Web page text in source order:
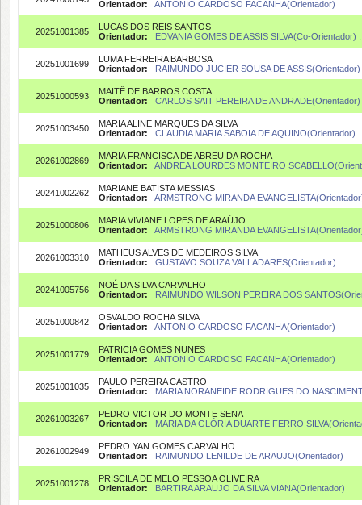
Orientador:
ANTONIO CARDOSO FACANHA(Orientador)
20251001385
LUCAS DOS REIS SANTOS
Orientador:
EDVANIA GOMES DE ASSIS SILVA(Co-Orientador)
20251001699
LUMA FERREIRA BARBOSA
Orientador:
RAIMUNDO JUCIER SOUSA DE ASSIS(Orientador)
20251000593
MAITÊ DE BARROS COSTA
Orientador:
CARLOS SAIT PEREIRA DE ANDRADE(Orientador)
20251003450
MARIA ALINE MARQUES DA SILVA
Orientador:
CLAUDIA MARIA SABOIA DE AQUINO(Orientador)
20261002869
MARIA FRANCISCA DE ABREU DA ROCHA
Orientador:
ANDREA LOURDES MONTEIRO
20241002262
MARIANE BATISTA MESSIAS
Orientador:
ARMSTRONG MIRANDA
20251000806
MARIA VIVIANE LOPES DE ARAÚJO
Orientador:
ARMSTRONG MIRANDA
20261003310
MATHEUS ALVES DE MEDEIROS SILVA
Orientador:
GUSTAVO SOUZA VALLADARES(Orientador)
20241005756
NOÉ DA SILVA CARVALHO
Orientador:
RAIMUNDO WILSON PEREIRA DOS
20251000842
OSVALDO ROCHA SILVA
Orientador:
ANTONIO CARDOSO FACANHA(Orientador)
20251001779
PATRICIA GOMES NUNES
Orientador:
ANTONIO CARDOSO FACANHA(Orientador)
20251001035
PAULO PEREIRA CASTRO
Orientador:
MARIA NORANEIDE RODRIGUES DO
20261003267
PEDRO VICTOR DO MONTE SENA
Orientador:
MARIA DA GLÓRIA DUARTE FERRO
20261002949
PEDRO YAN GOMES CARVALHO
Orientador:
RAIMUNDO LENILDE DE ARAUJO(Orientador)
20251001278
PRISCILA DE MELO PESSOA OLIVEIRA
Orientador:
BARTIRA ARAUJO DA SILVA VIANA(Orientador)